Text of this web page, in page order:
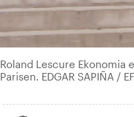
Roland Lescure Ekonomia
Parisen. EDGAR SAPIÑA /